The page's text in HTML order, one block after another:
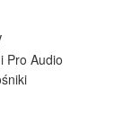
Pro Audio